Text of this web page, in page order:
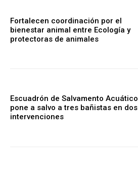
Fortalecen coordinación por el
bienestar animal entre Ecología y
protectoras de animales
Escuadrón de Salvamento Acuático
pone a salvo a tres bañistas en dos
intervenciones